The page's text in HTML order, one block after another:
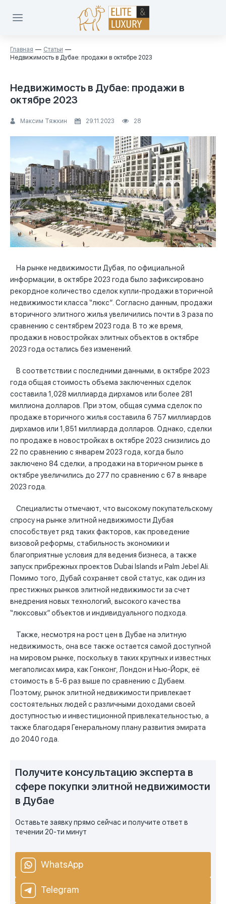
Главная
Статьи
Недвижимость в Дубае: продажи в октябре 2023
Недвижимость в Дубае: продажи в
октябре 2023
Максим Тяжкин 29.11.2023 28
На рынке недвижимости Дубая, по официальной
информации, в октябре 2023 года было зафиксировано
рекордное количество сделок купли-продажи вторичной
недвижимости класса “люкс”. Согласно данным, продажи
вторичного элитного жилья увеличились почти в 3 раза по
сравнению с сентябрем 2023 года. В то же время,
продажи в новостройках элитных объектов в октябре
2023 года остались без изменений.
В соответствии с последними данными, в октябре 2023
года общая стоимость объема заключенных сделок
составила 1,028 миллиарда дирхамов или более 281
миллиона долларов. При этом, общая сумма сделок по
продаже вторичного жилья составила 6 757 миллиардов
дирхамов или 1,851 миллиарда долларов. Однако, сделки
по продаже в новостройках в октябре 2023 снизились до
22 по сравнению с январем 2023 года, когда было
заключено 84 сделки, а продажи на вторичном рынке в
октябре увеличились до 277 по сравнению с 67 в январе
2023 года.
Специалисты отмечают, что высокому покупательскому
спросу на рынке элитной недвижимости Дубая
способствует ряд таких факторов, как проведение
визовой реформы, стабильность экономики и
благоприятные условия для ведения бизнеса, а также
запуск прибрежных проектов Dubai Islands и Palm Jebel Ali.
Помимо того, Дубай сохраняет свой статус, как один из
престижных рынков элитной недвижимости за счет
внедрения новых технологий, высокого качества
“люксовых” объектов и индивидуального подхода.
Также, несмотря на рост цен в Дубае на элитную
недвижимость, она все также остается самой доступной
на мировом рынке, поскольку в таких крупных и известных
мегаполисах мира, как Гонконг, Лондон и Нью-Йорк, её
стоимость в 5-6 раз выше по сравнению с Дубаем.
Поэтому, рынок элитной недвижимости привлекает
состоятельных людей с различными доходами своей
доступностью и инвестиционной привлекательностью, а
также благодаря Генеральному плану развития эмирата
до 2040 года.
Получите консультацию эксперта в
сфере покупки элитной недвижимости
в Дубае
Оставьте заявку прямо сейчас и получите ответ в
течении 20-ти минут
WhatsApp
Telegram